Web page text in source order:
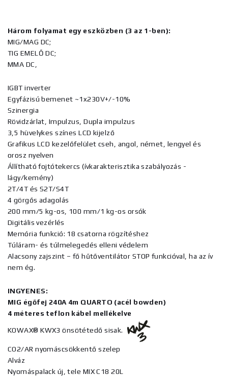
Három folyamat egy eszközben (3 az 1-ben):
MIG/MAG DC;
TIG EMELŐ DC;
MMA DC,
IGBT inverter
Egyfázisú bemenet ~1x230V+/-10%
Szinergia
Rövidzárlat, Impulzus, Dupla impulzus
3,5 hüvelykes színes LCD kijelző
Grafikus LCD kezelőfelület cseh, angol, német, lengyel és
orosz nyelven
Állítható fojtótekercs (ívkarakterisztika szabályozás -
lágy/kemény)
2T/4T és S2T/S4T
4 görgős adagolás
200 mm/5 kg-os, 100 mm/1 kg-os orsók
Digitális vezérlés
Memória funkció: 18 csatorna rögzítéshez
Túláram- és túlmelegedés elleni védelem
Alacsony zajszint – fő hűtőventilátor STOP funkcióval, ha az ív
nem ég.
INGYENES:
MIG égőfej 240A 4m QUARTO (acél bowden)
4 méteres teflon kábel mellékelve
KOWAX® KWX3 önsötétedő sisak.
CO2/AR nyomáscsökkentő szelep
Alváz
Nyomáspalack új, tele MIX C18 20L